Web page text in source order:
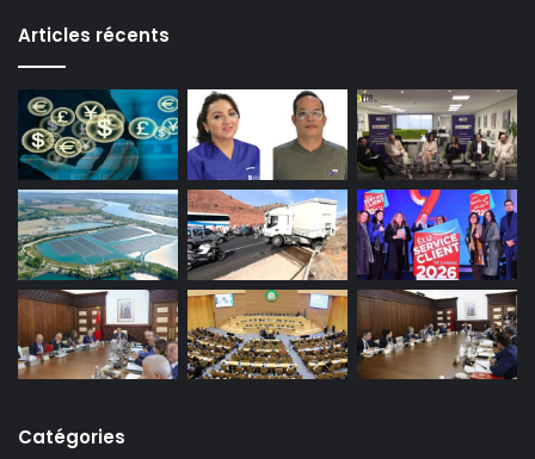
Articles récents
Catégories